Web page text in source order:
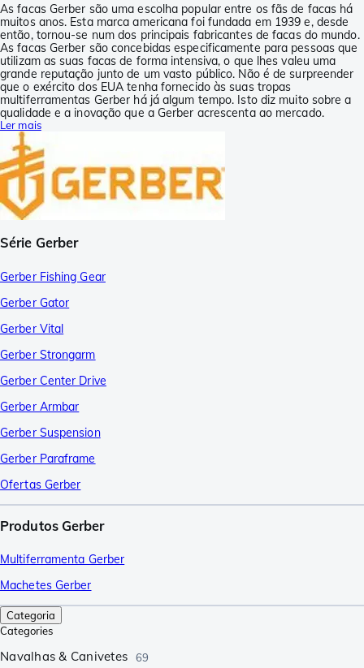
As facas Gerber são uma escolha popular entre os fãs de facas há
muitos anos. Esta marca americana foi fundada em 1939 e, desde
então, tornou-se num dos principais fabricantes de facas do mundo.
As facas Gerber são concebidas especificamente para pessoas que
utilizam as suas facas de forma intensiva, o que lhes valeu uma
grande reputação junto de um vasto público. Não é de surpreender
que o exército dos EUA tenha fornecido às suas tropas
multiferramentas Gerber há já algum tempo. Isto diz muito sobre a
qualidade e a inovação que a Gerber acrescenta ao mercado.
Ler mais
Série Gerber
Gerber Fishing Gear
Gerber Gator
Gerber Vital
Gerber Strongarm
Gerber Center Drive
Gerber Armbar
Gerber Suspension
Gerber Paraframe
Ofertas Gerber
Produtos Gerber
Multiferramenta Gerber
Machetes Gerber
Categoria
Categories
Navalhas & Canivetes 69